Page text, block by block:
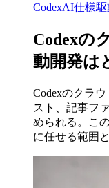
CodexAI仕様駆
Codexの
動開発は
Codexのクラ
スト、記事フ
められる。こ
に任せる範囲